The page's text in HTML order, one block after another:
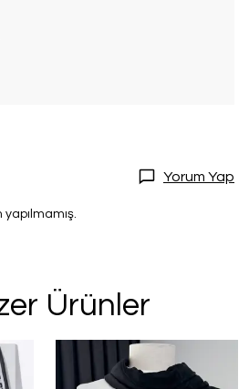
Yorum Yap
Ürünler